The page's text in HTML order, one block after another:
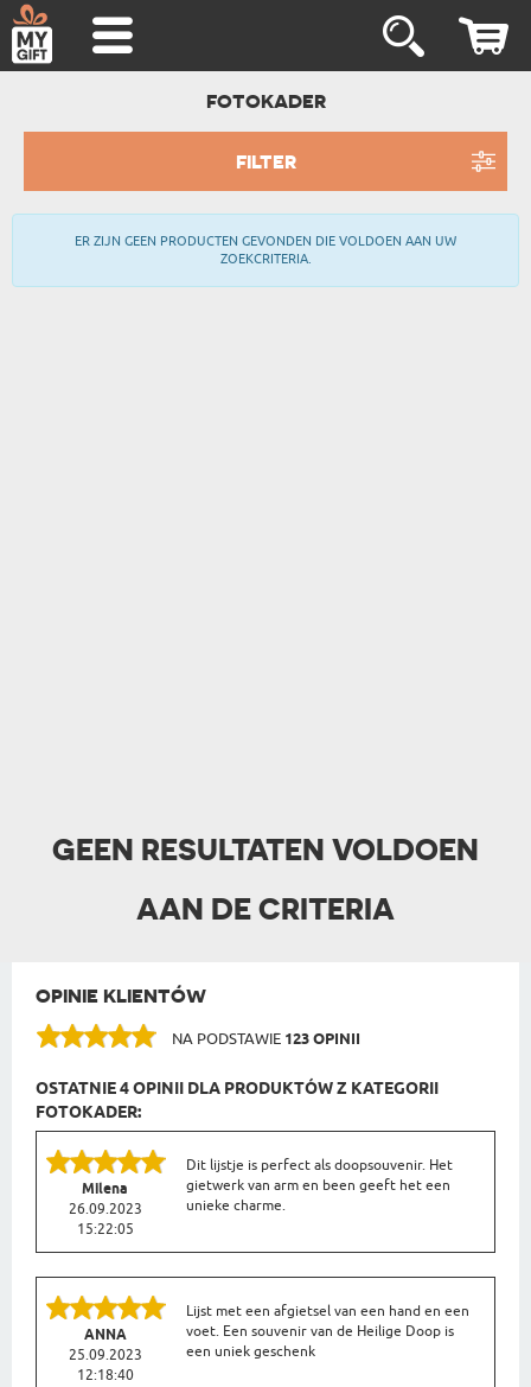
FOTOKADER
FILTER
ER ZIJN GEEN PRODUCTEN GEVONDEN DIE VOLDOEN AAN UW
ZOEKCRITERIA.
GEEN RESULTATEN VOLDOEN
AAN DE CRITERIA
OPINIE KLIENTÓW
NA PODSTAWIE 123 OPINII
OSTATNIE 4 OPINII DLA PRODUKTÓW Z KATEGORII
FOTOKADER:
Milena
26.09.2023
15:22:05
Dit lijstje is perfect als doopsouvenir. Het
gietwerk van arm en been geeft het een
unieke charme.
ANNA
25.09.2023
12:18:40
Lijst met een afgietsel van een hand en een
voet. Een souvenir van de Heilige Doop is
een uniek geschenk